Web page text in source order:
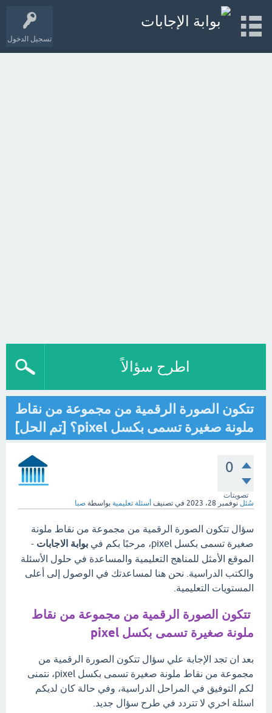
تسجيل الدخول
اطرح سؤالاً
تتكون الصورة الرقمية من مجموعة من نقاط
ملونة صغيرة تسمى بكسل pixel؟ [تم الحل]
0
تصويتات
سُئل نوفمبر 28، 2023 في تصنيف أسئلة تعليمية بواسطة صبا
سؤال تتكون الصورة الرقمية من مجموعة من نقاط ملونة
صغيرة تسمى بكسل pixel، مرحبًا بكم في
بوابة الاجابات -
الموقع الأمثل للمناهج التعليمية والمساعدة في حلول الأسئلة
والكتب الدراسية. نحن هنا لمساعدتك في الوصول إلى أعلى
المستويات التعليمية.
تتكون الصورة الرقمية من مجموعة من نقاط
ملونة صغيرة تسمى بكسل pixel
بعد ان تجد الإجابة علي سؤال تتكون الصورة الرقمية من
مجموعة من نقاط ملونة صغيرة تسمى بكسل pixel، نتمنى
لكم التوفيق في المراحل الدراسية، وفي حالة كان لديكم
اسئلة اخري لا تتردد في طرح سؤال جديد.